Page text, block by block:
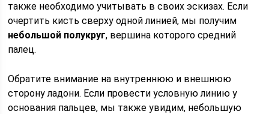
также необходимо учитывать в своих эскизах. Если
очертить кисть сверху одной линией, мы получим
небольшой полукруг, вершина которого средний
палец.
Обратите внимание на внутреннюю и внешнюю
сторону ладони. Если провести условную линию у
основания пальцев, мы также увидим, небольшую